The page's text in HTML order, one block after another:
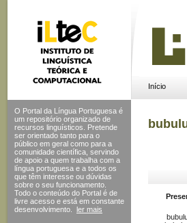
Início
O Portal da Língua Portuguesa é
um repositório organizado de
recursos linguísticos. Pretende
ser orientado tanto para o
público em geral como para a
comunidade científica, servindo
de apoio a quem trabalha com a
língua portuguesa e a todos os
que têm interesse ou dúvidas
sobre o seu funcionamento.
Todo o conteúdo do Portal é de
livre acesso e está em constante
desenvolvimento.
ler mais